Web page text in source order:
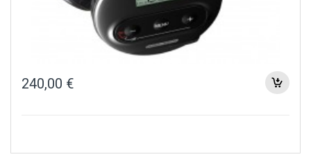
240,00 €